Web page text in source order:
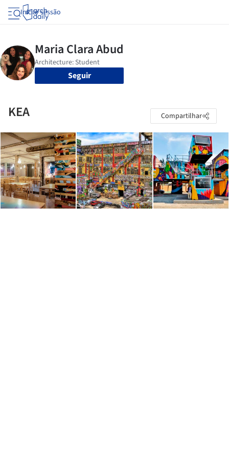
Iniciar sessão
Seguir
KEA Compartilhar